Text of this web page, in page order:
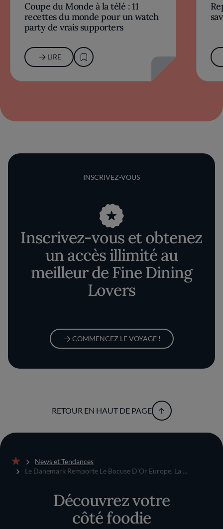
Coupe du Monde à la télé : 11
recettes du monde pour un watch
party de vrais supporters
LIRE
INSCRIVEZ-VOUS
Inscrivez-vous et obtenez
un accès illimité au
meilleur de Fine Dining
Lovers
COMMENCEZ LE VOYAGE !
RETOUR EN HAUT DE PAGE
Accueil
News et Tendances
Le Danemark Remporte Le Bocuse D'Or Europe, La ...
Découvrez votre
côté foodie